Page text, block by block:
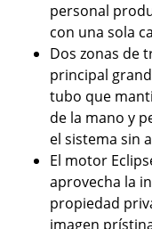
personal
con una sola
Dos zonas de
principal
tubo que
de la mano y
el sistema sin
El motor
aprovecha la
propiedad
imagen